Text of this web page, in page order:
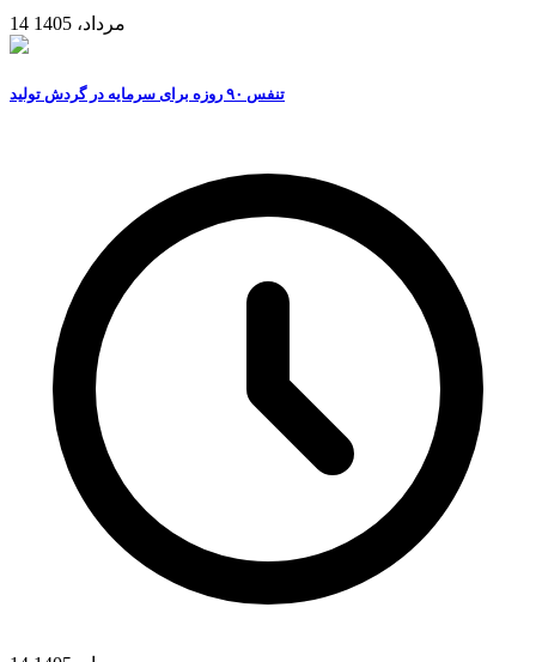
14 مرداد، 1405
تنفس ۹۰ روزه برای سرمایه در گردش تولید